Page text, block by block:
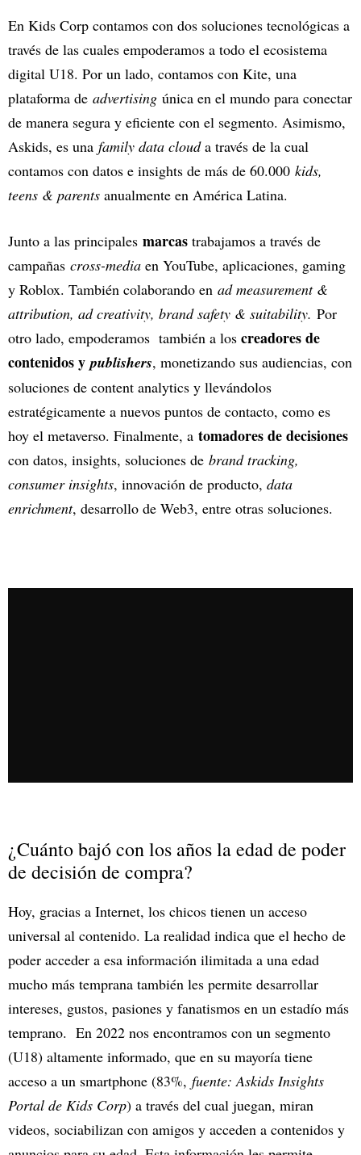
En Kids Corp contamos con dos soluciones tecnológicas a
través de las cuales empoderamos a todo el ecosistema
digital U18. Por un lado, contamos con Kite, una
plataforma de advertising única en el mundo para conectar
de manera segura y eficiente con el segmento. Asimismo,
Askids, es una family data clouda través de la cual
contamos con datos e insights de más de 60.000 kids,
teens & parents anualmente en América Latina.
Junto a las principales marcas trabajamos a través de
campañas cross-media en YouTube, aplicaciones, gaming
y Roblox. También colaborando en ad measurement &
attribution, ad creativity, brand safety & suitability. Por
otro lado, empoderamos también a los creadores de
contenidos ypublishers, monetizando sus audiencias, con
soluciones de content analytics y llevándolos
estratégicamente a nuevos puntos de contacto, como es
hoy el metaverso. Finalmente, a tomadores de decisiones
con datos, insights, soluciones de brand tracking,
consumer insights, innovación de producto, data
enrichment, desarrollo de Web3, entre otras soluciones.
¿Cuánto bajó con los años la edad de poder
de decisión de compra?
Hoy, gracias a Internet, los chicos tienen un acceso
universal al contenido. La realidad indica que el hecho de
poder acceder a esa información ilimitada a una edad
mucho más temprana también les permite desarrollar
intereses, gustos, pasiones y fanatismos en un estadío más
temprano. En 2022 nos encontramos con un segmento
(U18) altamente informado, que en su mayoría tiene
acceso a un smartphone (83%, fuente: Askids Insights
Portal de Kids Corp) a través del cual juegan, miran
videos, sociabilizan con amigos y acceden a contenidos y